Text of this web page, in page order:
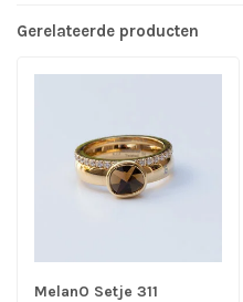
Gerelateerde producten
MelanO Setje 311